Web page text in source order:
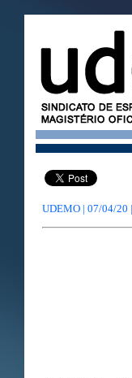
UDEMO | 07/04/20